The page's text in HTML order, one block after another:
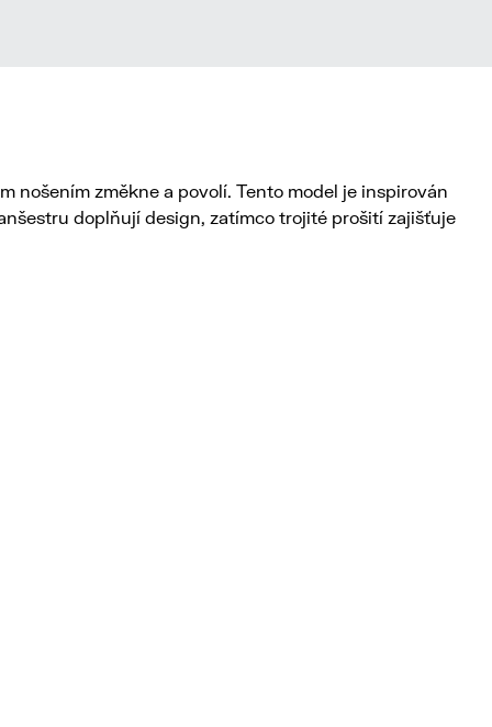
nošením změkne a povolí. Tento model je inspirován
doplňují design, zatímco trojité prošití zajišťuje